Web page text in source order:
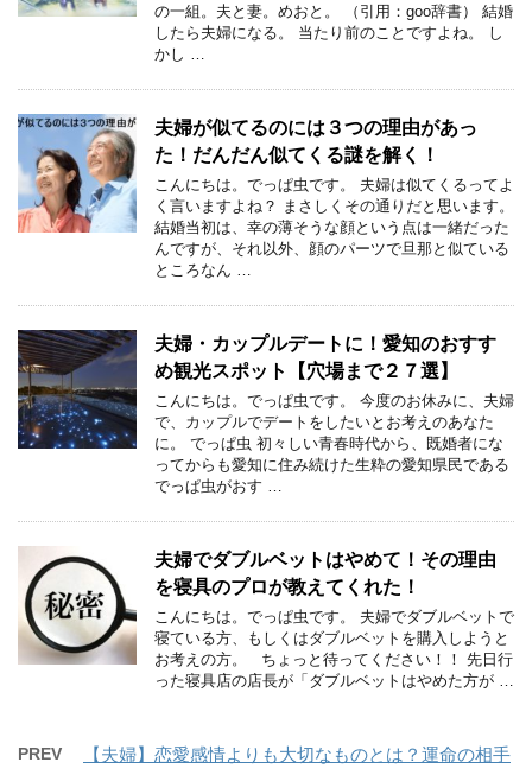
の一組。夫と妻。めおと。 （引用：goo辞書） 結婚
したら夫婦になる。 当たり前のことですよね。 し
かし …
夫婦が似てるのには３つの理由があっ
た！だんだん似てくる謎を解く！
こんにちは。でっぱ虫です。 夫婦は似てくるってよ
く言いますよね？ まさしくその通りだと思います。
結婚当初は、幸の薄そうな顔という点は一緒だった
んですが、それ以外、顔のパーツで旦那と似ている
ところなん …
夫婦・カップルデートに！愛知のおすす
め観光スポット【穴場まで２７選】
こんにちは。でっぱ虫です。 今度のお休みに、夫婦
で、カップルでデートをしたいとお考えのあなた
に。 でっぱ虫 初々しい青春時代から、既婚者にな
ってからも愛知に住み続けた生粋の愛知県民である
でっぱ虫がおす …
夫婦でダブルベットはやめて！その理由
を寝具のプロが教えてくれた！
こんにちは。でっぱ虫です。 夫婦でダブルベットで
寝ている方、もしくはダブルベットを購入しようと
お考えの方。 ちょっと待ってください！！ 先日行
った寝具店の店長が「ダブルベットはやめた方が …
PREV
【夫婦】恋愛感情よりも大切なものとは？運命の相手